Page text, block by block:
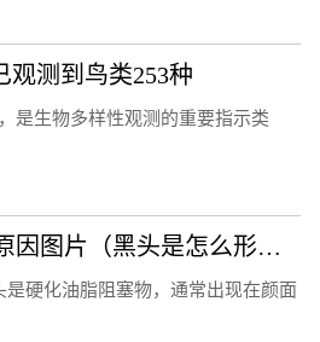
观测到鸟类253种
是生物多样性观测的重要指示类
黑头是怎么形成的原因图片（黑头是怎么形成的）
硬化油脂阻塞物，通常出现在颜面